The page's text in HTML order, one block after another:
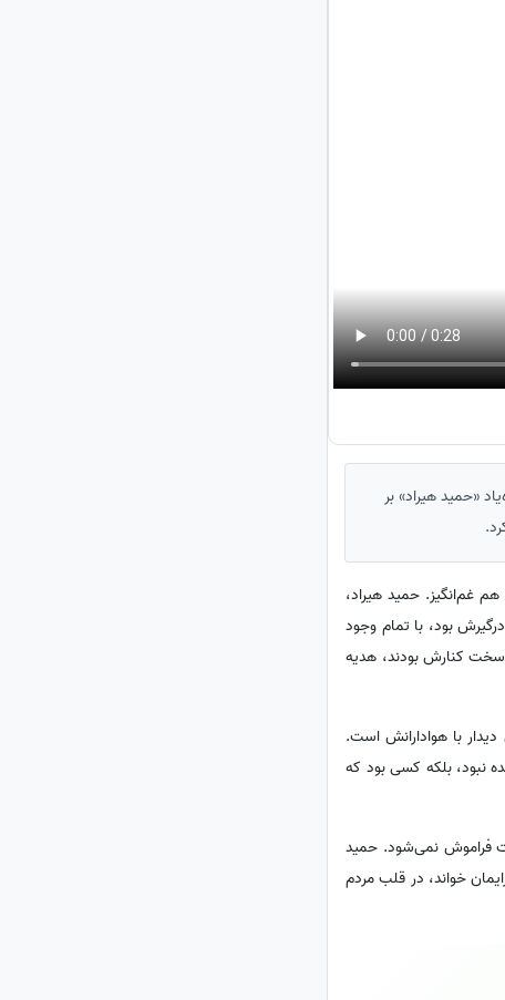
«حمید هیراد» بر
1404، هم شیرین است و هم غم‌انگیز. حمید هیراد،
بود، با تمام وجود
کنارش بودند، هدیه
با هوادارانش است.
نبود، بلکه کسی بود که
فراموش نمی‌شود. حمید
خواند، در قلب مردم